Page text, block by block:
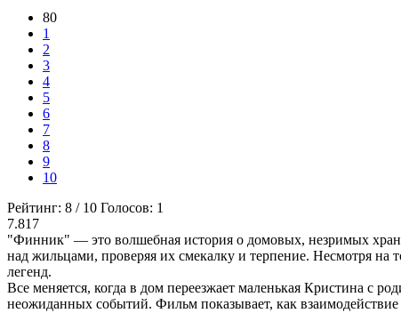
80
1
2
3
4
5
6
7
8
9
10
Рейтинг: 8 / 10 Голосов: 1
7.817
"Финник" — это волшебная история о домовых, незримых
над жильцами, проверяя их смекалку и терпение. Несмотря на
легенд.
Все меняется, когда в дом переезжает маленькая Кристина с
неожиданных событий. Фильм показывает, как